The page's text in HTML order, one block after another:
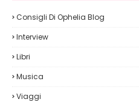
Consigli Di Ophelia Blog
Interview
Libri
Musica
Viaggi